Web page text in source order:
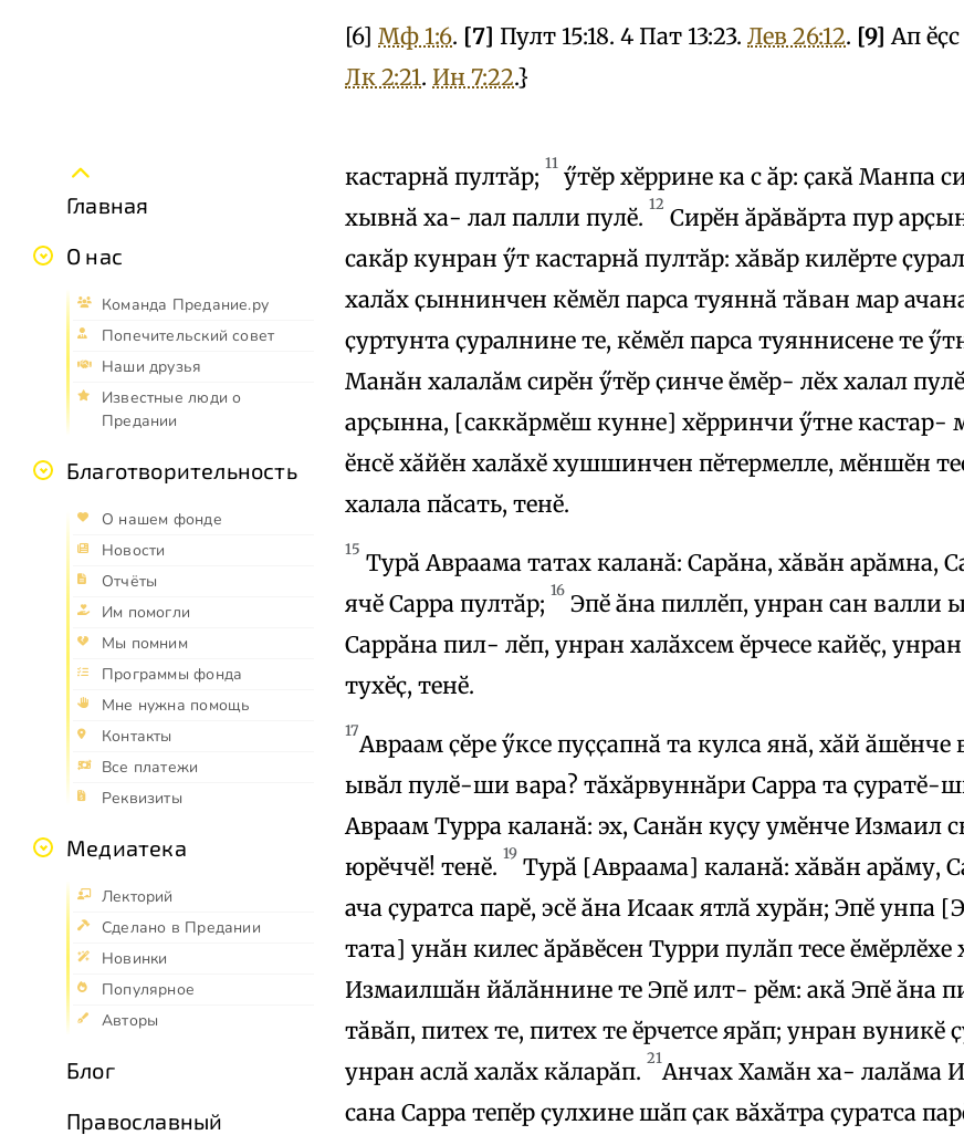
Главная
О нас
Команда Предание.ру
Попечительский совет
Наши друзья
Известные люди о
Предании
Благотворительность
О нашем фонде
Новости
Отчёты
Им помогли
Мы помним
Программы фонда
Мне нужна помощь
Контакты
Все платежи
Реквизиты
Медиатека
Лекторий
Сделано в Предании
Новинки
Популярное
Авторы
Блог
Православный
[6] Мф 1:6. [7] Пулт 15:18. 4 Пат 13:23. Лев 26:12. [9] Ап ӗҫс
Лк 2:21. Ин 7:22.}
кастарнӑ пултӑр; 11 ӳтӗр хӗррине ка с ӑр: ҫакӑ Манпа
хывнӑ ха- лал палли пулӗ. 12 Сирӗн ӑрӑвӑрта пур
сакӑр кунран ӳт кастарнӑ пултӑр: хӑвӑр килӗрте
халӑх ҫыннинчен кӗмӗл парса туяннӑ тӑван мар
ҫуртунта ҫуралнине те, кӗмӗл парса туяннисене те
Манӑн халалӑм сирӗн ӳтӗр ҫинче ӗмӗр- лӗх халал
арҫынна, [саккӑрмӗш кунне] хӗрринчи ӳтне кастар-
ӗнсӗ хӑйӗн халӑхӗ хушшинчен пӗтермелле, мӗншӗн
халала пӑсать, тенӗ.
15 Турӑ Авраама татах каланӑ: Сарӑна, хӑвӑн арӑмна,
ячӗ Сарра пултӑр; 16 Эпӗ ӑна пиллӗп, унран сан валли
Саррӑна пил- лӗп, унран халӑхсем ӗрчесе кайӗҫ,
тухӗҫ, тенӗ.
17Авраам ҫӗре ӳксе пуҫҫапнӑ та кулса янӑ, хӑй ӑшӗнче
ывӑл пулӗ-ши вара? тӑхӑрвуннӑри Сарра та ҫуратӗ-
Авраам Турра каланӑ: эх, Санӑн куҫу умӗнче Измаил
юрӗччӗ! тенӗ. 19 Турӑ [Авраама] каланӑ: хӑвӑн арӑму,
ача ҫуратса парӗ, эсӗ ӑна Исаак ятлӑ хурӑн; Эпӗ унпа
тата] унӑн килес ӑрӑвӗсен Турри пулӑп тесе ӗмӗрлӗхе
Измаилшӑн йӑлӑннине те Эпӗ илт- рӗм: акӑ Эпӗ ӑна
тӑвӑп, питех те, питех те ӗрчетсе ярӑп; унран вуникӗ
унран аслӑ халӑх кӑларӑп. 21Анчах Хамӑн ха- лалӑма
сана Сарра тепӗр ҫулхине шӑп ҫак вӑхӑтра ҫуратса